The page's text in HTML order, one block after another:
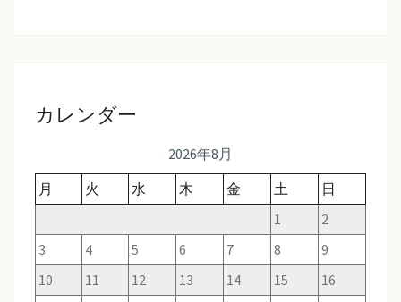
カレンダー
2026年8月
月
火 水 木 金 土
日
1
2
3
4 5 6 7 8
9
10
11 12 13 14 15
16